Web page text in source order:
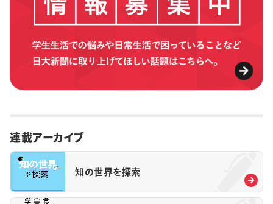
連載アーカイブ
知の世界を探索